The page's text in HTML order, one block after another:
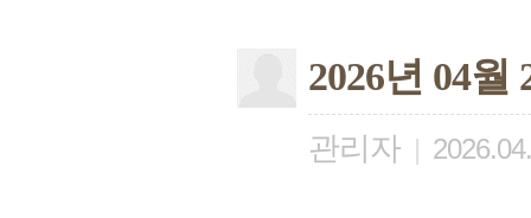
2026년 04
관리자 |